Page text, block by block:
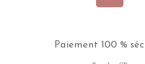
Paiement 100 %